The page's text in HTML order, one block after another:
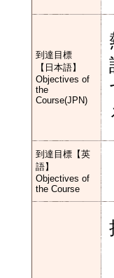
到達目標
【日本語】
Objectives of
the
Course(JPN)
到達目標【英
語】
Objectives of
the Course